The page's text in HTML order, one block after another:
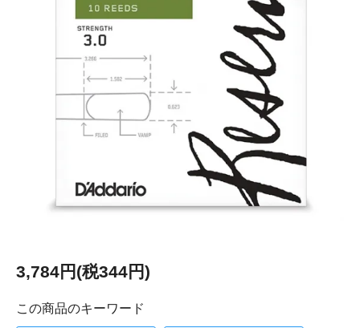
3,784円(税344円)
この商品のキーワード